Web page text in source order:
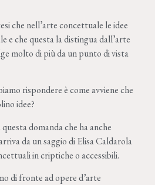
che nell’arte concettuale le idee
e che questa la distingua dall’arte
molto di più da un punto di vista
rispondere è come avviene che
idee?
domanda che ha anche
da un saggio di Elisa Caldarola
in criptiche o accessibili.
di fronte ad opere d’arte